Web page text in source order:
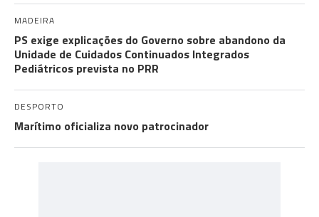
MADEIRA
PS exige explicações do Governo sobre abandono da
Unidade de Cuidados Continuados Integrados
Pediátricos prevista no PRR
DESPORTO
Marítimo oficializa novo patrocinador